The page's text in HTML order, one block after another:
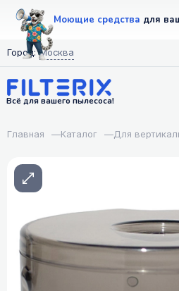
Моющие средства для
Город: Москва
Всё для вашего пылесоса!
Главная —Каталог —Для